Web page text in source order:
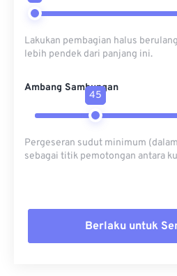
Lakukan pembagian halus
lebih pendek dari panjang ini.
Ambang Sambungan
45
Pergeseran sudut minimum
sebagai titik pemotongan antara
Berlaku untuk